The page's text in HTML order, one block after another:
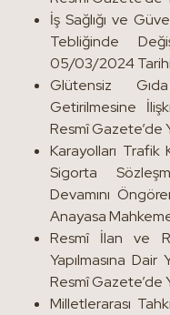
İş Sağlığı ve
Tebliğinde
05/03/2024
Glütensiz
Getirilmesine
Resmî Gazete’de
Karayolları Trafik
Sigorta
Devamını
Anayasa
Resmî İlan ve
Yapılmasına
Resmî Gazete’de
Milletlerarası